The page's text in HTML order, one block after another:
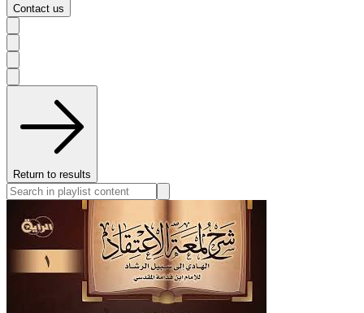
Contact us
Return to results